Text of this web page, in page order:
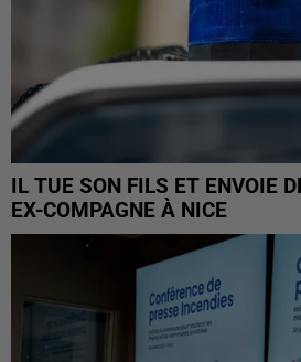
IL TUE SON FILS ET ENVOIE
EX-COMPAGNE À NICE